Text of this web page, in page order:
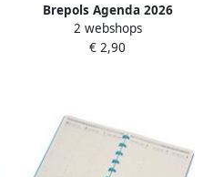
Brepols Agenda 2026
Saturnus Lima 7dagen
2pagina's blauw
2 webshops
€ 2,90